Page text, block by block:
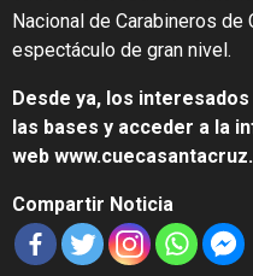
Nacional de Carabineros
espectáculo de gran nivel.
Desde ya, los
las bases y acceder a la
web
Compartir Noticia